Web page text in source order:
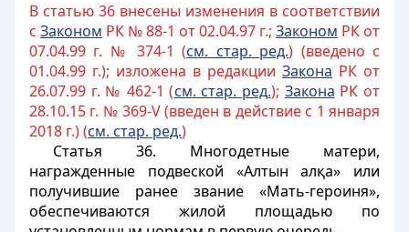
В статью 36 внесены изменения в соответствии
с Законом РК № 88-1 от 02.04.97 г.; Законом РК от
07.04.99 г. № 374-1 (см. стар. ред.) (введено с
01.04.99 г.); изложена в редакции Закона РК от
26.07.99 г. № 462-1 (см. стар. ред.); Закона РК от
28.10.15 г. № 369-V (введен в действие с 1 января
2018 г.) (см. стар. ред.)
Статья 36. Многодетные матери,
награжденные подвеской «Алтын алқа» или
получившие ранее звание «Мать-героиня»,
обеспечиваются жилой площадью по